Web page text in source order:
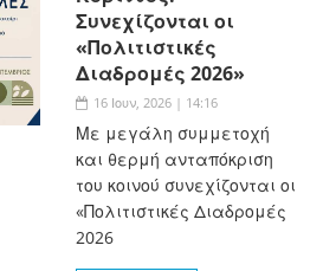
Συνεχίζονται οι
«Πολιτιστικές
Διαδρομές 2026»
16 Ιουν, 2026 | 14:16
Με μεγάλη συμμετοχή
και θερμή ανταπόκριση
του κοινού συνεχίζονται οι
«Πολιτιστικές Διαδρομές
2026